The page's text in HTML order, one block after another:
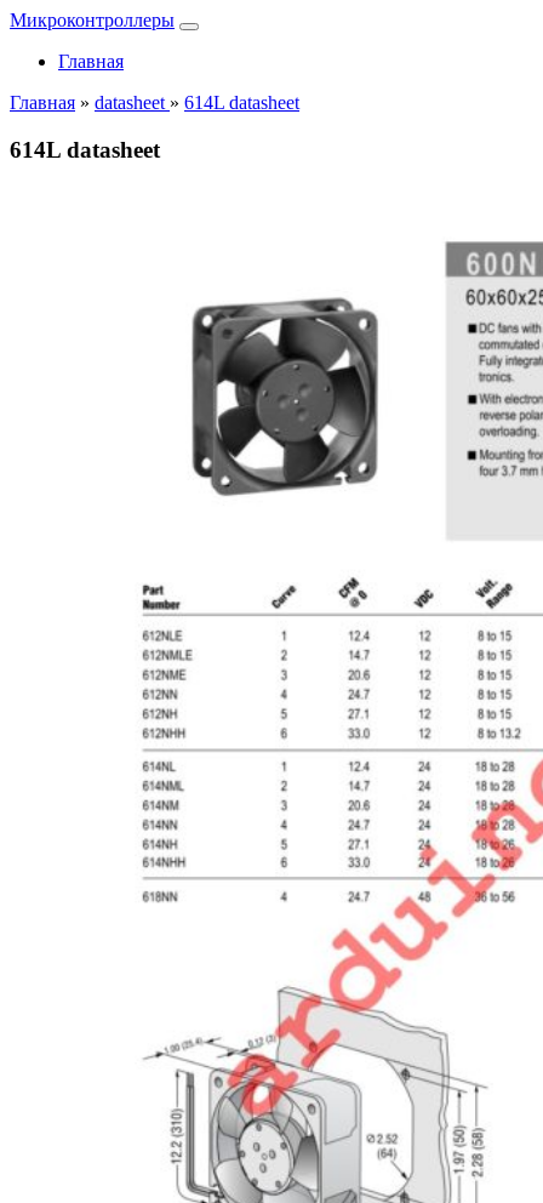
Микроконтроллеры
Главная
Главная » datasheet » 614L datasheet
614L datasheet